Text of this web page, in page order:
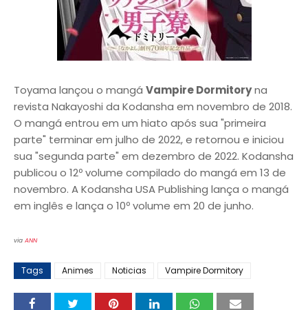
Toyama lançou o mangá Vampire Dormitoryna
revista Nakayoshi da Kodansha em novembro de 2018.
O mangá entrou em um hiato após sua "primeira
parte" terminar em julho de 2022, e retornou e iniciou
sua "segunda parte" em dezembro de 2022. Kodansha
publicou o 12º volume compilado do mangá em 13 de
novembro. A Kodansha USA Publishing lança o mangá
em inglês e lança o 10º volume em 20 de junho.
via ANN
Tags Animes Noticias Vampire Dormitory